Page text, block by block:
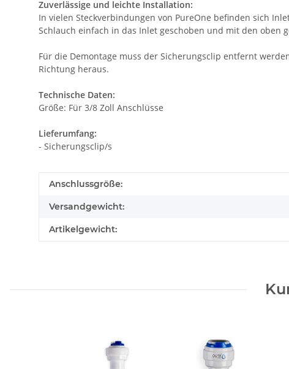
Zuverlässige und leichte Installation:
In vielen Steckverbindungen von PureOne befinden sich
Schlauch einfach in das Inlet geschoben und mit den oben
Für die Demontage muss der Sicherungsclip entfernt
Richtung heraus.
Technische Daten:
Größe: Für 3/8 Zoll Anschlüsse
Lieferumfang:
- Sicherungsclip/s
Anschlussgröße:
Versandgewicht:
Artikelgewicht: